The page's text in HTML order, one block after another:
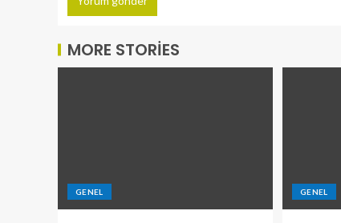
MORE STORIES
GENEL GENEL